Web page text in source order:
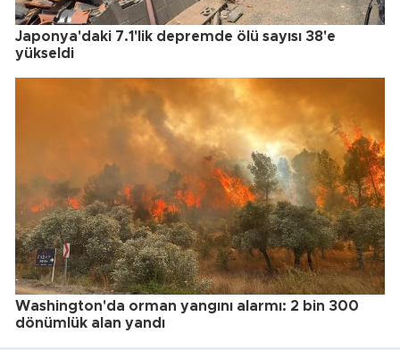
Japonya'daki 7.1'lik depremde ölü sayısı 38'e
yükseldi
Washington'da orman yangını alarmı: 2 bin 300
dönümlük alan yandı